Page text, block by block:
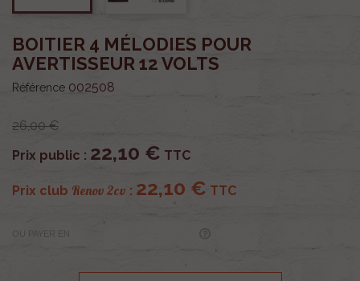
BOITIER 4 MÉLODIES POUR
AVERTISSEUR 12 VOLTS
Référence 002508
26,00 €
Prix public : 22,10 € TTC
Prix club Renov 2cv : 22,10 € TTC
OU PAYER EN